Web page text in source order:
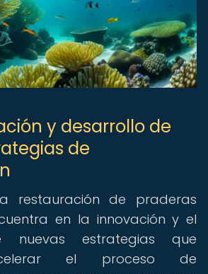
y desarrollo de
de
restauración de praderas
en la innovación y el
nuevas estrategias que
el proceso de